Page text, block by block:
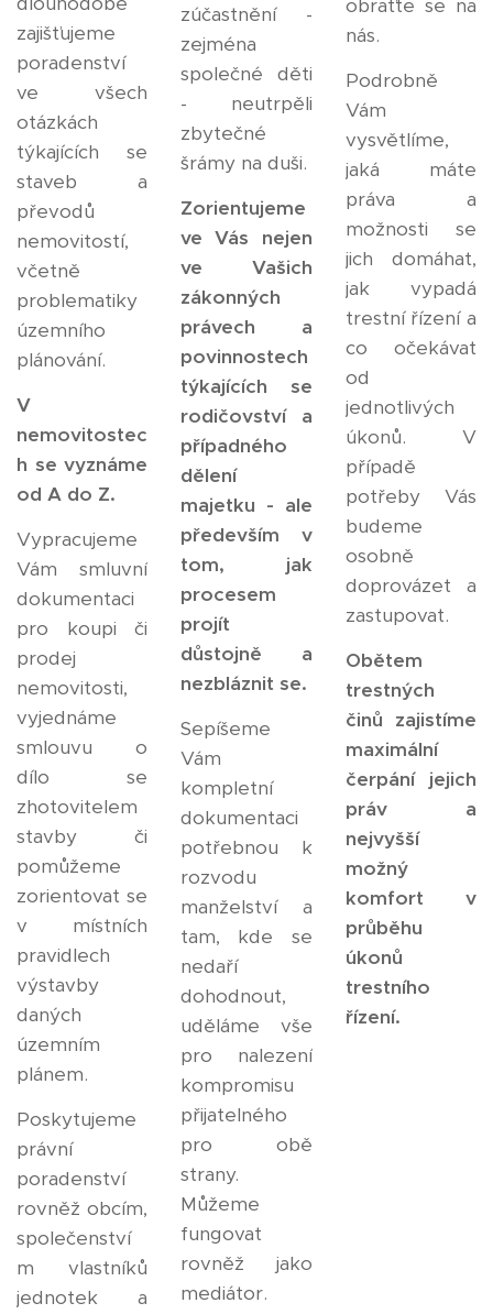
zajišťujeme
poradenství
ve všech
otázkách
týkajících se
staveb a
převodů
nemovitostí,
včetně
problematiky
územního
plánování.
V
nemovitostec
h se vyznáme
od A do Z.
Vypracujeme
Vám smluvní
dokumentaci
pro koupi či
prodej
nemovitosti,
vyjednáme
smlouvu o
dílo se
zhotovitelem
stavby či
pomůžeme
zorientovat se
v místních
pravidlech
výstavby
daných
územním
plánem.
Poskytujeme
právní
poradenství
rovněž obcím,
společenství
m vlastníků
jednotek a
zúčastnění -
zejména
společné děti
- neutrpěli
zbytečné
šrámy na duši.
Zorientujeme
ve Vás nejen
ve Vašich
zákonných
právech a
povinnostech
týkajících se
rodičovství a
případného
dělení
majetku - ale
především v
tom, jak
procesem
projít
důstojně a
nezbláznit se.
Sepíšeme
Vám
kompletní
dokumentaci
potřebnou k
rozvodu
manželství a
tam, kde se
nedaří
dohodnout,
uděláme vše
pro nalezení
kompromisu
přijatelného
pro obě
strany.
Můžeme
fungovat
rovněž jako
mediátor.
obraťte se na
nás.
Podrobně
Vám
vysvětlíme,
jaká máte
práva a
možnosti se
jich domáhat,
jak vypadá
trestní řízení a
co očekávat
od
jednotlivých
úkonů. V
případě
potřeby Vás
budeme
osobně
doprovázet a
zastupovat.
Obětem
trestných
činů zajistíme
maximální
čerpání jejich
práv a
nejvyšší
možný
komfort v
průběhu
úkonů
trestního
řízení.